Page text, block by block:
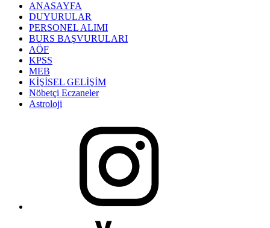
ANASAYFA
DUYURULAR
PERSONEL ALIMI
BURS BAŞVURULARI
AÖF
KPSS
MEB
KİŞİSEL GELİŞİM
Nöbetçi Eczaneler
Astroloji